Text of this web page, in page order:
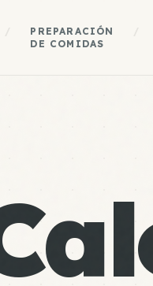
PREPARACIÓN
DE COMIDAS